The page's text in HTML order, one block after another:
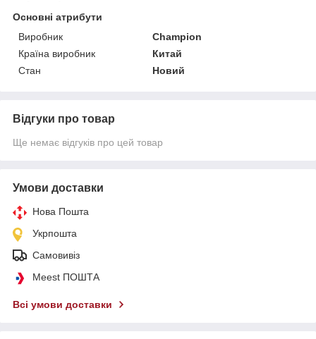
Основні атрибути
Виробник
Champion
Країна виробник
Китай
Стан
Новий
Відгуки про товар
Ще немає відгуків про цей товар
Умови доставки
Нова Пошта
Укрпошта
Самовивіз
Meest ПОШТА
Всі умови доставки